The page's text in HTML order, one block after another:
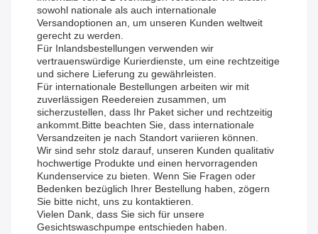
sowohl nationale als auch internationale
Versandoptionen an, um unseren Kunden weltweit
gerecht zu werden.
Für Inlandsbestellungen verwenden wir
vertrauenswürdige Kurierdienste, um eine rechtzeitige
und sichere Lieferung zu gewährleisten.
Für internationale Bestellungen arbeiten wir mit
zuverlässigen Reedereien zusammen, um
sicherzustellen, dass Ihr Paket sicher und rechtzeitig
ankommt.Bitte beachten Sie, dass internationale
Versandzeiten je nach Standort variieren können.
Wir sind sehr stolz darauf, unseren Kunden qualitativ
hochwertige Produkte und einen hervorragenden
Kundenservice zu bieten. Wenn Sie Fragen oder
Bedenken bezüglich Ihrer Bestellung haben, zögern
Sie bitte nicht, uns zu kontaktieren.
Vielen Dank, dass Sie sich für unsere
Gesichtswaschpumpe entschieden haben.